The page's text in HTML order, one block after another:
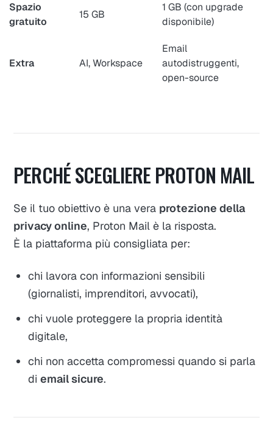
Spazio
gratuito
15 GB
1 GB (con upgrade
disponibile)
Extra AI, Workspace
Email
autodistruggenti,
open-source
PERCHÉ SCEGLIERE PROTON MAIL
Se il tuo obiettivo è una vera protezione della
privacy online, Proton Mail è la risposta.
È la piattaforma più consigliata per:
chi lavora con informazioni sensibili
(giornalisti, imprenditori, avvocati),
chi vuole proteggere la propria identità
digitale,
chi non accetta compromessi quando si parla
diemail sicure.